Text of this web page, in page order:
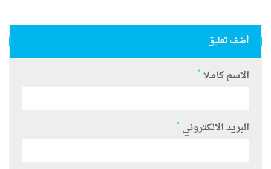
أضف تعليق
الاسم كاملا *
البريد الالكتروني *